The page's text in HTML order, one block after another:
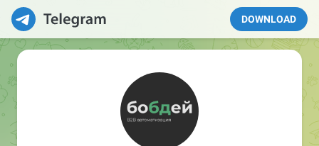
DOWNLOAD